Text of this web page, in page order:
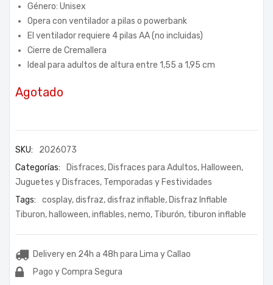
Género: Unisex
Opera con ventilador a pilas o powerbank
El ventilador requiere 4 pilas AA (no incluidas)
Cierre de Cremallera
Ideal para adultos de altura entre 1,55 a 1,95 cm
Agotado
SKU:
2026073
Categorías:
Disfraces, Disfraces para Adultos, Halloween,
Juguetes y Disfraces, Temporadas y Festividades
Tags:
cosplay,disfraz,disfraz inflable, Disfraz Inflable
Tiburon, halloween,inflables,nemo, Tiburón, tiburon inflable
Delivery en 24h a 48h para Lima y Callao
Pago y Compra Segura